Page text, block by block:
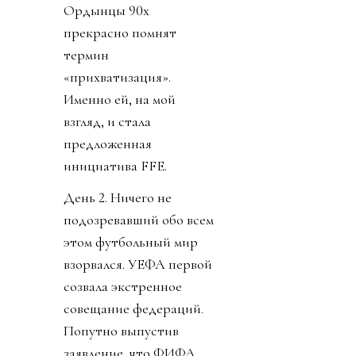
Ордынцы 90х
прекрасно помнят
термин
«прихватизация».
Именно ей, на мой
взгляд, и стала
предложенная
инициатива FFE.
День 2. Ничего не
подозревавший обо всем
этом футбольный мир
взорвался. УЕФА первой
созвала экстренное
совещание федераций.
Попутно выпустив